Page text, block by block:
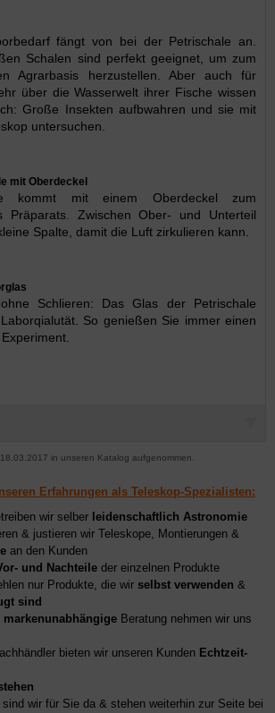
fängt von bei der Petrischale an.
Schalen sind perfekt geeignet, um zum
Agrarbasis herzustellen. Aber auch für
über die Wasserwelt ihrer Fische wissen
Große Insekten aufbwahren und sie mit
untersuchen.
mit Oberdeckel
kommt mit einem Oberdeckel zum
Präparats. Zwischen Ober- und Unterteil
Spalte, damit die Luft zirkulieren kann.
Schlieren: Das Glas der Petrischale
So genießen Sie immer einen
in unseren Katalog aufgenommen.
Erfahrungen als Teleskop-Spezialisten:
wir selber leidenschaftlich Astronomie
& justieren wir Teleskope, Montierungen &
an den Kunden
und Nachteile der einzelnen Produkte
nur Produkte, die wir selbst verwenden &
sind
markenunabhängige Beratung nehmen wir uns
bieten wir unseren Kunden Echtzeit-
sind wir für Sie da & stehen weiterhin zur Seite bei